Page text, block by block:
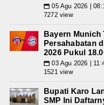
📅 05 Agu 2026 |
7272 view
Bayern Munich
Persahabatan
2026 Pukul
📅 03 Agu 2026 |
1521 view
Bupati Karo
SMP Ini